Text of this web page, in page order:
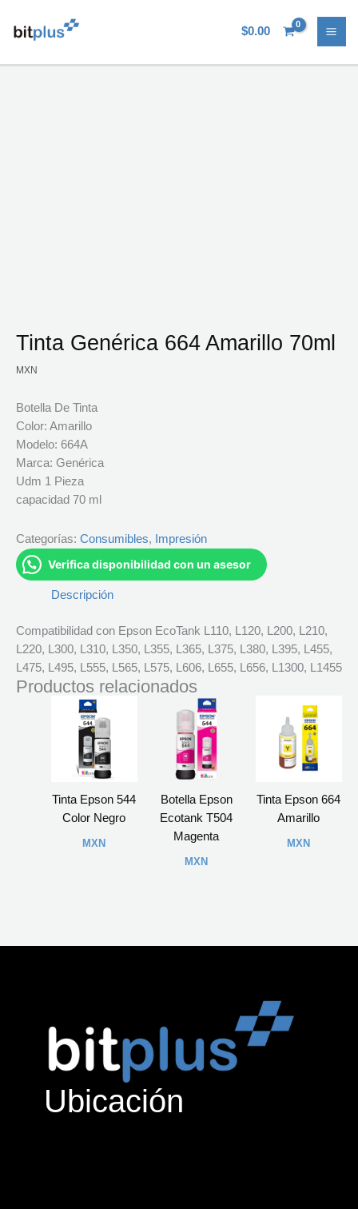
contenido
$0.00
Tinta Genérica 664 Amarillo 70ml
MXN
Botella De Tinta
Color: Amarillo
Modelo: 664A
Marca: Genérica
Udm 1 Pieza
capacidad 70 ml
Categorías: Consumibles, Impresión
Verifica disponibilidad con un asesor
Descripción
Compatibilidad con Epson EcoTank L110, L120, L200, L210,
L220, L300, L310, L350, L355, L365, L375, L380, L395, L455,
L475, L495, L555, L565, L575, L606, L655, L656, L1300, L1455
Productos relacionados
Tinta Epson 544
Color Negro
MXN
Botella Epson
Ecotank T504
Magenta
MXN
Tinta Epson 664
Amarillo
MXN
Ubicación